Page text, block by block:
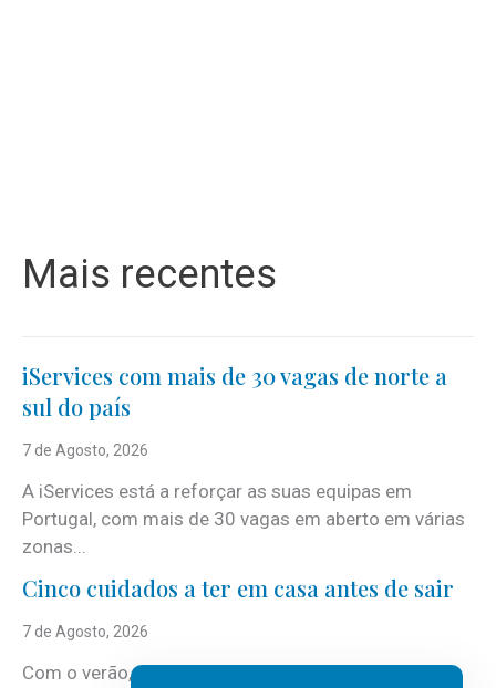
Mais recentes
iServices com mais de 30 vagas de norte a
sul do país
7 de Agosto, 2026
A iServices está a reforçar as suas equipas em
Portugal, com mais de 30 vagas em aberto em várias
zonas...
Cinco cuidados a ter em casa antes de sair
7 de Agosto, 2026
Com o verão, chegam também as férias, os fins-de-